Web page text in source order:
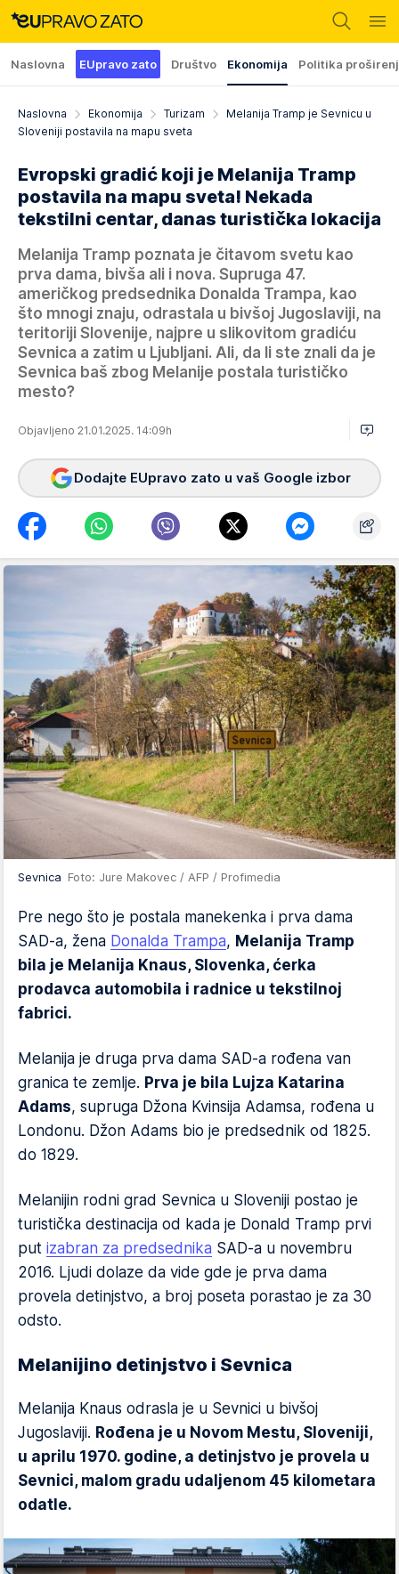
Naslovna EUpravo zato Društvo Ekonomija Politika
Naslovna Ekonomija Turizam
Melanija Tramp je Sevnicu u
Sloveniji postavila na mapu sveta
Evropski gradić koji je Melanija Tramp
postavila na mapu sveta! Nekada
tekstilni centar, danas turistička lokacija
Melanija Tramp poznata je čitavom svetu kao
prva dama, bivša ali i nova. Supruga 47.
američkog predsednika Donalda Trampa, kao
što mnogi znaju, odrastala u bivšoj Jugoslaviji, na
teritoriji Slovenije, najpre u slikovitom gradiću
Sevnica a zatim u Ljubljani. Ali, da li ste znali da je
Sevnica baš zbog Melanije postala turističko
mesto?
Objavljeno 21.01.2025. 14:09h
Dodajte EUpravo zato u vaš Google izbor
Sevnica Foto: Jure Makovec / AFP / Profimedia
Pre nego što je postala manekenka i prva dama
SAD-a, žena Donalda Trampa, Melanija Tramp
bila je Melanija Knaus, Slovenka, ćerka
prodavca automobila i radnice u tekstilnoj
fabrici.
Melanija je druga prva dama SAD-a rođena van
granica te zemlje. Prva je bila Lujza Katarina
Adams, supruga Džona Kvinsija Adamsa, rođena u
Londonu. Džon Adams bio je predsednik od 1825.
do 1829.
Melanijin rodni grad Sevnica u Sloveniji postao je
turistička destinacija od kada je Donald Tramp prvi
put izabran za predsednika SAD-a u novembru
2016. Ljudi dolaze da vide gde je prva dama
provela detinjstvo, a broj poseta porastao je za 30
odsto.
Melanijino detinjstvo i Sevnica
Melanija Knaus odrasla je u Sevnici u bivšoj
Jugoslaviji. Rođena je u Novom Mestu, Sloveniji,
u aprilu 1970. godine, a detinjstvo je provela u
Sevnici, malom gradu udaljenom 45 kilometara
odatle.